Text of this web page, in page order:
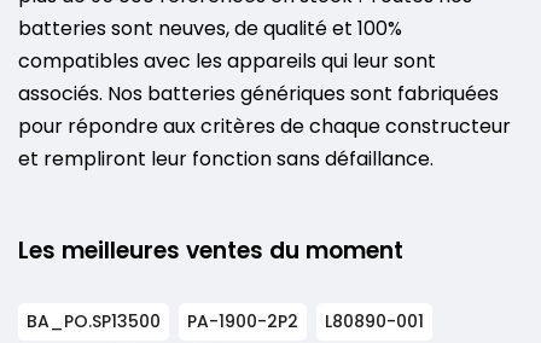
batteries sont neuves, de qualité et 100%
compatibles avec les appareils qui leur sont
associés. Nos batteries génériques sont fabriquées
pour répondre aux critères de chaque constructeur
et rempliront leur fonction sans défaillance.
Les meilleures ventes du moment
BA_PO.SP13500 PA-1900-2P2
L80890-001